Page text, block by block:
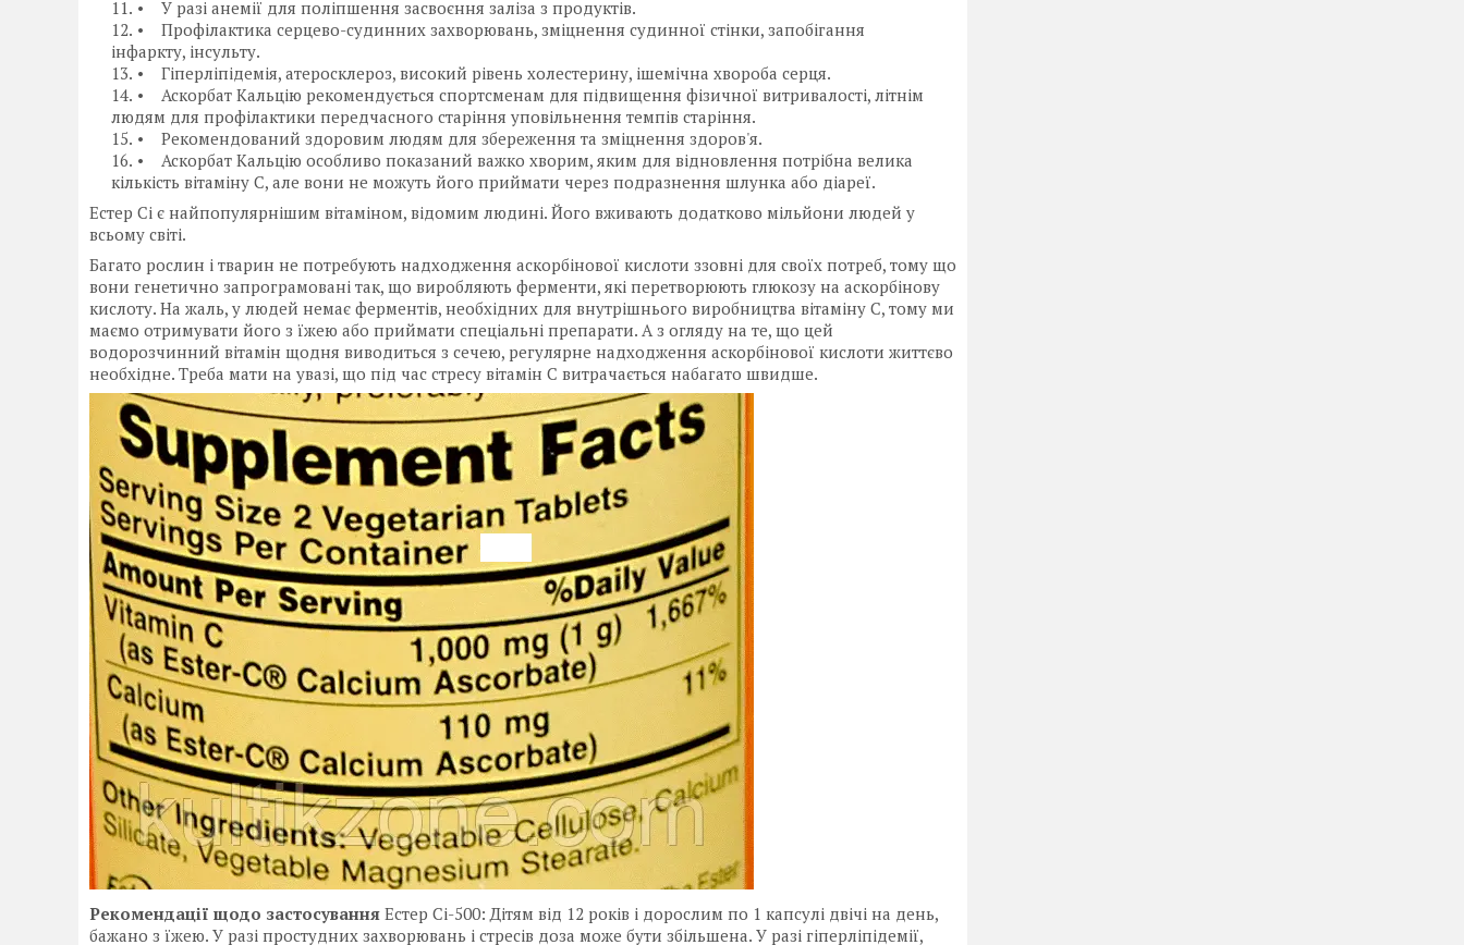
• У разі анемії для поліпшення засвоєння заліза з продуктів.
• Профілактика серцево-судинних захворювань, зміцнення судинної стінки, запобігання
інфаркту, інсульту.
• Гіперліпідемія, атеросклероз, високий рівень холестерину, ішемічна хвороба серця.
• Аскорбат Кальцію рекомендується спортсменам для підвищення фізичної витривалості, літнім
людям для профілактики передчасного старіння уповільнення темпів старіння.
• Рекомендований здоровим людям для збереження та зміцнення здоров'я.
• Аскорбат Кальцію особливо показаний важко хворим, яким для відновлення потрібна велика
кількість вітаміну С, але вони не можуть його приймати через подразнення шлунка або діареї.
Естер Сі є найпопулярнішим вітаміном, відомим людині. Його вживають додатково мільйони людей у
всьому світі.
Багато рослин і тварин не потребують надходження аскорбінової кислоти ззовні для своїх потреб, тому що
вони генетично запрограмовані так, що виробляють ферменти, які перетворюють глюкозу на аскорбінову
кислоту. На жаль, у людей немає ферментів, необхідних для внутрішнього виробництва вітаміну С, тому ми
маємо отримувати його з їжею або приймати спеціальні препарати. А з огляду на те, що цей
водорозчинний вітамін щодня виводиться з сечею, регулярне надходження аскорбінової кислоти життєво
необхідне. Треба мати на увазі, що під час стресу вітамін С витрачається набагато швидше.
Рекомендації щодо застосування Естер Сі-500: Дітям від 12 років і дорослим по 1 капсулі двічі на день,
бажано з їжею. У разі простудних захворювань і стресів доза може бути збільшена. У разі гіперліпідемії,